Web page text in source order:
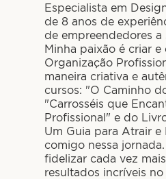
Especialista em
de 8 anos de
de empreendedores a
Minha paixão é criar
Organização
maneira criativa e
cursos: "O Caminho
"Carrosséis que
Profissional" e do
Um Guia para Atrair
comigo nessa
fidelizar cada vez
resultados incríveis